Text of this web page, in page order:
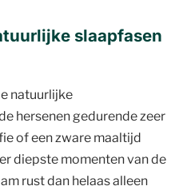
slaapfasen
natuurlijke
hersenen gedurende zeer
of een zware maaltijd
diepste momenten van de
rust dan helaas alleen